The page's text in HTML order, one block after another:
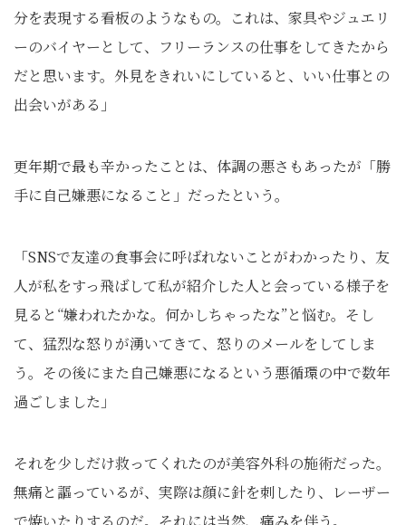
分を表現する看板のようなもの。これは、家具やジュエリ
ーのバイヤーとして、フリーランスの仕事をしてきたから
だと思います。外見をきれいにしていると、いい仕事との
出会いがある」
更年期で最も辛かったことは、体調の悪さもあったが「勝
手に自己嫌悪になること」だったという。
「SNSで友達の食事会に呼ばれないことがわかったり、友
人が私をすっ飛ばして私が紹介した人と会っている様子を
見ると“嫌われたかな。何かしちゃったな”と悩む。そし
て、猛烈な怒りが湧いてきて、怒りのメールをしてしま
う。その後にまた自己嫌悪になるという悪循環の中で数年
過ごしました」
それを少しだけ救ってくれたのが美容外科の施術だった。
無痛と謳っているが、実際は顔に針を刺したり、レーザー